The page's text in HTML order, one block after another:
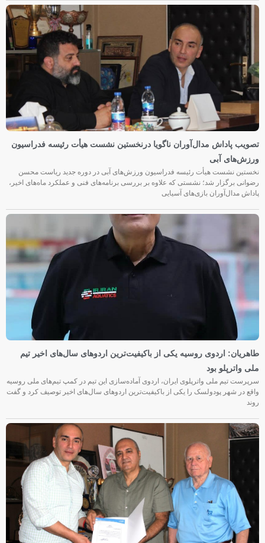
تصویب پاداش مدال‌آوران ناگویا درنخستین نشست هیأت رئیسه فدراسیون
ورزش‌های آبی
نخستین نشست هیأت رئیسه فدراسیون ورزش‌های آبی در دوره جدید ریاست محسن
رضوانی برگزار شد؛ نشستی که علاوه بر بررسی برنامه‌های فنی و عملکرد ماه‌های اخیر،
پاداش مدال‌آوران بازی‌های آسیایی
طاهریان: اردوی روسیه یکی از باکیفیت‌ترین اردوهای سال‌های اخیر تیم
ملی واترپلو بود
سرپرست تیم ملی واترپلوی ایران، اردوی آماده‌سازی این تیم در کمپ تیم‌های ملی روسیه
واقع در شهر پودولسک را یکی از باکیفیت‌ترین اردوهای سال‌های اخیر توصیف کرد و گفت
روند